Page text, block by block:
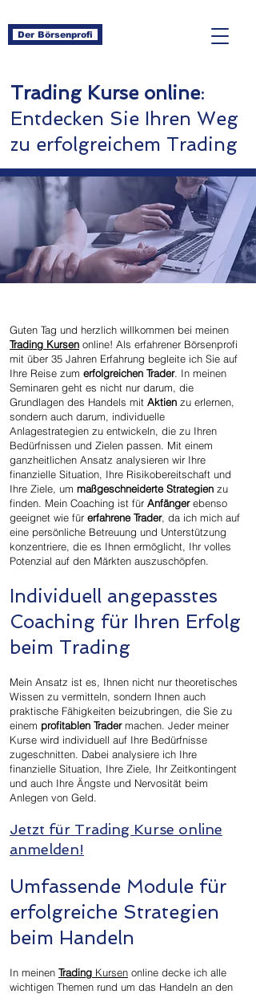
Der Börsenprofi
Trading Kurse online:
Entdecken Sie Ihren Weg
zu erfolgreichem Trading
Guten Tag und herzlich willkommen bei meinen
Trading Kursen online! Als erfahrener Börsenprofi
mit über 35 Jahren Erfahrung begleite ich Sie auf
Ihre Reise zum erfolgreichen Trader. In meinen
Seminaren geht es nicht nur darum, die
Grundlagen des Handels mit Aktien zu erlernen,
sondern auch darum, individuelle
Anlagestrategien zu entwickeln, die zu Ihren
Bedürfnissen und Zielen passen. Mit einem
ganzheitlichen Ansatz analysieren wir Ihre
finanzielle Situation, Ihre Risikobereitschaft und
Ihre Ziele, um maßgeschneiderte Strategien zu
finden. Mein Coaching ist für Anfängerebenso
geeignet wie für erfahrene Trader, da ich mich auf
eine persönliche Betreuung und Unterstützung
konzentriere, die es Ihnen ermöglicht, Ihr volles
Potenzial auf den Märkten auszuschöpfen.
Individuell angepasstes
Coaching für Ihren Erfolg
beim Trading
Mein Ansatz ist es, Ihnen nicht nur theoretisches
Wissen zu vermitteln, sondern Ihnen auch
praktische Fähigkeiten beizubringen, die Sie zu
einem profitablen Tradermachen. Jeder meiner
Kurse wird individuell auf Ihre Bedürfnisse
zugeschnitten. Dabei analysiere ich Ihre
finanzielle Situation, Ihre Ziele, Ihr Zeitkontingent
und auch Ihre Ängste und Nervosität beim
Anlegen von Geld.
Jetzt für Trading Kurse online
anmelden!
Umfassende Module für
erfolgreiche Strategien
beim Handeln
In meinen Trading Kursen online decke ich alle
wichtigen Themen rund um das Handeln an den